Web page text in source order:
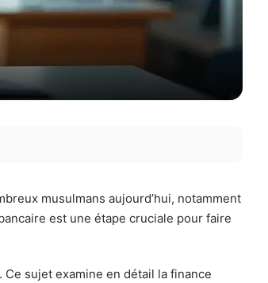
musulmans aujourd’hui, notamment
est une étape cruciale pour faire
sujet examine en détail la finance